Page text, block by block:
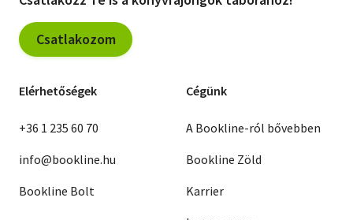
Csatlakozom
Elérhetőségek
+36 1 235 60 70
info@bookline.hu
Bookline Bolt
Cégünk
A Bookline-ról bővebben
Bookline Zöld
Karrier